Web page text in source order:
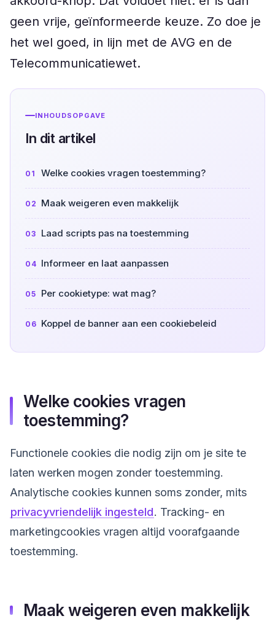
geen vrije, geïnformeerde keuze. Zo doe je
het wel goed, in lijn met de AVG en de
Telecommunicatiewet.
INHOUDSOPGAVE
In dit artikel
Welke cookies vragen toestemming?
Maak weigeren even makkelijk
Laad scripts pas na toestemming
Informeer en laat aanpassen
Per cookietype: wat mag?
Koppel de banner aan een cookiebeleid
Welke cookies vragen
toestemming?
Functionele cookies die nodig zijn om je site te
laten werken mogen zonder toestemming.
Analytische cookies kunnen soms zonder, mits
privacyvriendelijk ingesteld. Tracking- en
marketingcookies vragen altijd voorafgaande
toestemming.
Maak weigeren even makkelijk